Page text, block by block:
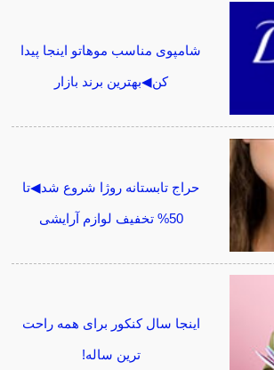
شامپوی مناسب موهاتو اینجا پیدا
کن◀بهترین برند بازار
حراج تابستانه روژا شروع شد◀تا
50% تخفیف لوازم آرایشی
اینجا سال کنکور برای همه راحت
ترین ساله!